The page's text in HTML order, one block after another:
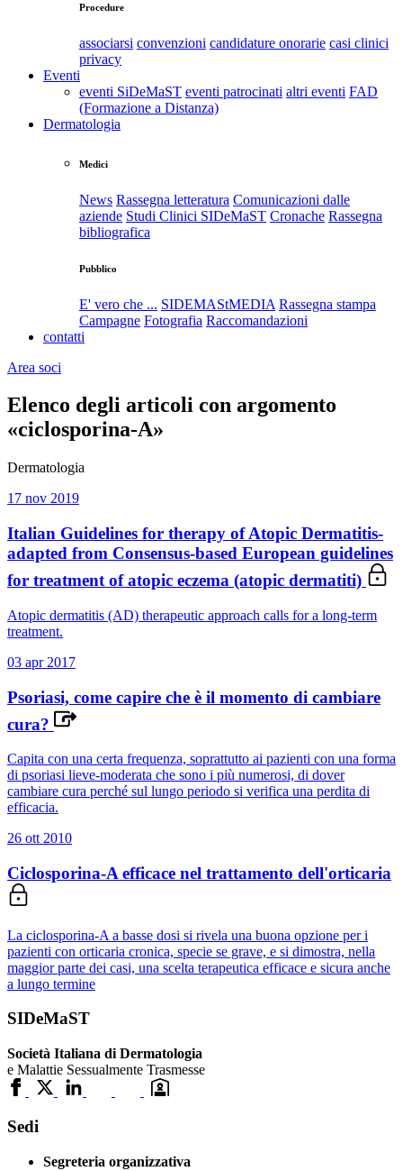
Procedure
associarsi convenzioni candidature onorarie casi clinici
privacy
Eventi
eventi SiDeMaST eventi patrocinati altri eventi FAD
(Formazione a Distanza)
Dermatologia
Medici
News Rassegna letteratura Comunicazioni dalle
aziende Studi Clinici SIDeMaST Cronache Rassegna
bibliografica
Pubblico
E' vero che ... SIDEMAStMEDIA Rassegna stampa
Campagne Fotografia Raccomandazioni
contatti
Area soci
Elenco degli articoli con argomento
«ciclosporina-A»
Dermatologia
17 nov 2019
Italian Guidelines for therapy of Atopic Dermatitis-
adapted from Consensus-based European guidelines
for treatment of atopic eczema (atopic dermatiti)
Atopic dermatitis (AD) therapeutic approach calls for a long‐term
treatment.
03 apr 2017
Psoriasi, come capire che è il momento di cambiare
cura?
Capita con una certa frequenza, soprattutto ai pazienti con una forma
di psoriasi lieve-moderata che sono i più numerosi, di dover
cambiare cura perché sul lungo periodo si verifica una perdita di
efficacia.
26 ott 2010
Ciclosporina-A efficace nel trattamento dell'orticaria
La ciclosporina-A a basse dosi si rivela una buona opzione per i
pazienti con orticaria cronica, specie se grave, e si dimostra, nella
maggior parte dei casi, una scelta terapeutica efficace e sicura anche
a lungo termine
SIDeMaST
Società Italiana di Dermatologia
e Malattie Sessualmente Trasmesse
Sedi
Segreteria organizzativa